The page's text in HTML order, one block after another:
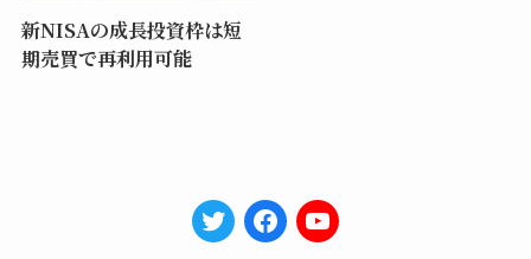
新NISAの成長投資枠は短
期売買で再利用可能